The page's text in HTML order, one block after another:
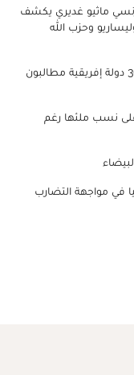
ماثيو غديري يكشف
وحزب الله
تأشيرة الدخول للولايات المتحدة: مواطنو 30 دولة إفريقية مطالبون
نسب ملئها رغم
في مواجهة التضارب